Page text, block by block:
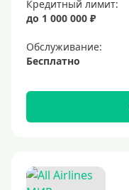
Кредитный лимит:
до 1 000 000 ₽
Обслуживание:
Бесплатно